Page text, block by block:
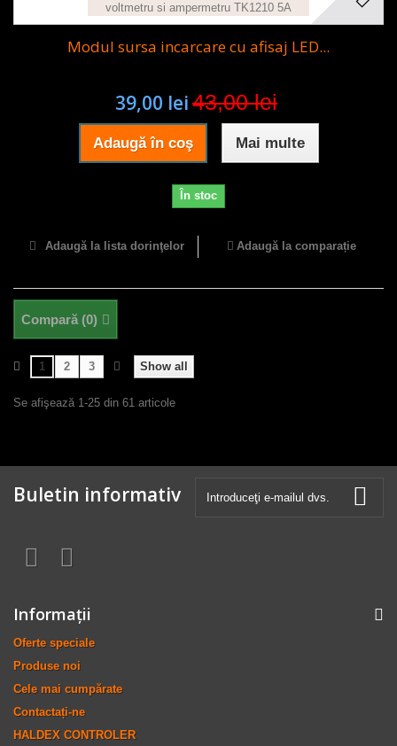
Modul sursa incarcare cu afisaj LED...
39,00 lei43,00 lei
Adaugă în coş Mai multe
În stoc
Adaugă la lista dorinţelor Adaugă la comparație
Compară (0)
Show all
1 2 3
Se afişează 1-25 din 61 articole
Buletin informativ
Informaţii
Oferte speciale
Produse noi
Cele mai cumpărate
Contactați-ne
HALDEX CONTROLER